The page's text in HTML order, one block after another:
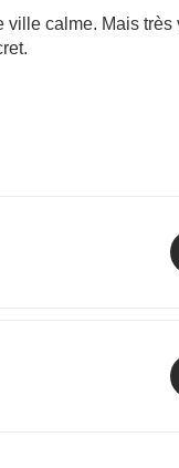
ville calme. Mais très